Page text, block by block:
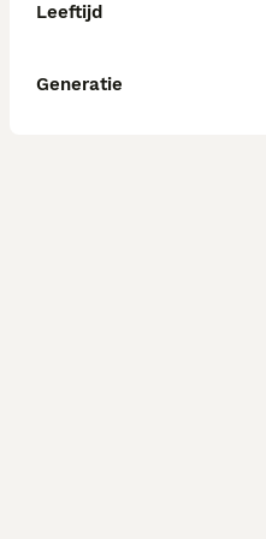
Leeftijd
Generatie